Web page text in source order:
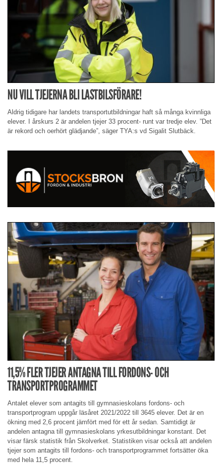
NU VILL TJEJERNA BLI LASTBILSFÖRARE!
Aldrig tidigare har landets transportutbildningar haft så många kvinnliga
elever. I årskurs 2 är andelen tjejer 33 procent- runt var tredje elev. ”Det
är rekord och oerhört glädjande”, säger TYA:s vd Sigalit Slutbäck.
11,5% FLER TJEJER ANTAGNA TILL FORDONS- OCH
TRANSPORTPROGRAMMET
Antalet elever som antagits till gymnasieskolans fordons- och
transportprogram uppgår läsåret 2021/2022 till 3645 elever. Det är en
ökning med 2,6 procent jämfört med för ett år sedan. Samtidigt är
andelen antagna till gymnasieskolans yrkesutbildningar konstant. Det
visar färsk statistik från Skolverket. Statistiken visar också att andelen
tjejer som antagits till fordons- och transportprogrammet fortsätter öka
med hela 11,5 procent.